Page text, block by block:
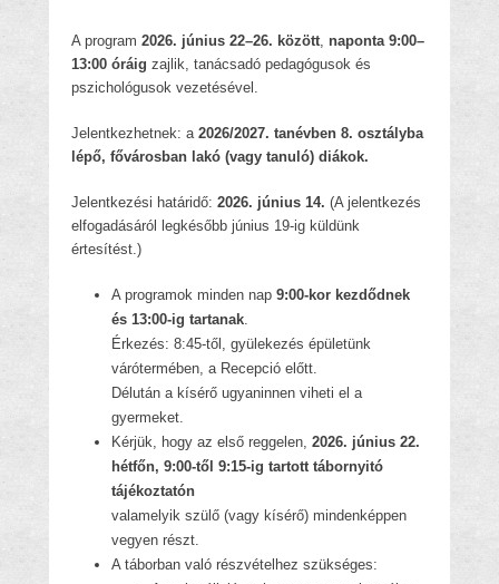
A program 2026. június 22–26. között, naponta 9:00–
13:00 óráig zajlik, tanácsadó pedagógusok és
pszichológusok vezetésével.
Jelentkezhetnek: a 2026/2027. tanévben 8. osztályba
lépő, fővárosban lakó (vagy tanuló) diákok.
Jelentkezési határidő: 2026. június 14. (A jelentkezés
elfogadásáról legkésőbb június 19-ig küldünk
értesítést.)
A programok minden nap 9:00-kor kezdődnek
és 13:00-ig tartanak.
Érkezés: 8:45-től, gyülekezés épületünk
várótermében, a Recepció előtt.
Délután a kísérő ugyaninnen viheti el a
gyermeket.
Kérjük, hogy az első reggelen, 2026. június 22.
hétfőn, 9:00-től 9:15-ig tartott tábornyitó
tájékoztatón
valamelyik szülő (vagy kísérő) mindenképpen
vegyen részt.
A táborban való részvételhez szükséges: